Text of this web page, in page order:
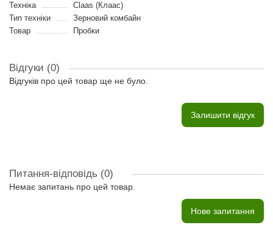
Техніка
Claas (Клаас)
Тип техніки
Зерновий комбайн
Товар
Пробки
Відгуки (0)
Відгуків про цей товар ще не було.
Залишити відгук
Питання-відповідь (0)
Немає запитань про цей товар.
Нове запитання